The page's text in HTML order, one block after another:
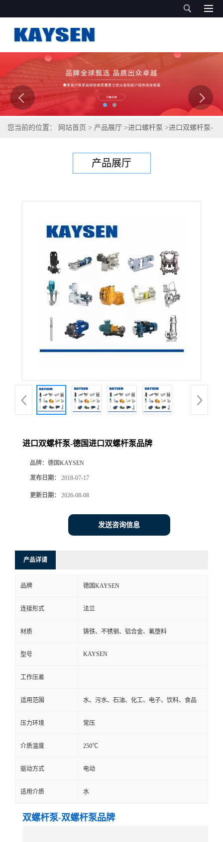
您当前的位置： 网站首页 > 产品展厅 >进口螺杆泵 >进口双螺杆泵-
产品展厅
进口双螺杆泵-德国进口双螺杆泵品牌
品牌： 德国KAYSEN
发布日期： 2018-07-17
更新日期： 2026-08-08
发送咨询信息
产品详请
品牌 德国KAYSEN
连接形式 法兰
材质 铸铁、不锈钢、铝合金、氟堕料
型号 KAYSEN
工作压差
适用范围 水、污水、石油、化工、电子、饮料、食品
压力环境 常压
介质温度 250℃
驱动方式 电动
适用介质 水
双螺杆泵-双螺杆泵品牌